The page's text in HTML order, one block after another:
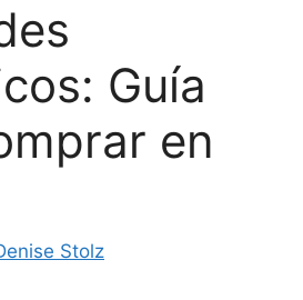
Guía
en
Stolz